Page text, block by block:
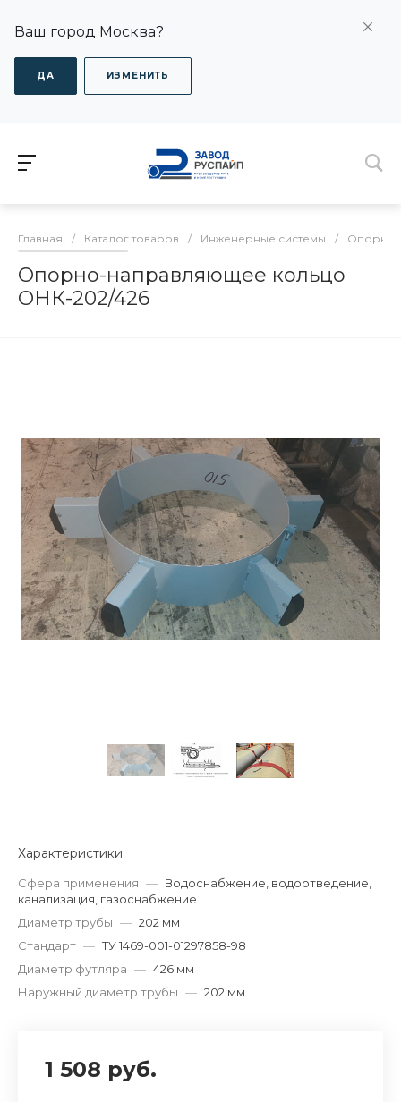
Ваш город Москва?
ДА ИЗМЕНИТЬ
Главная / Каталог товаров / Инженерные системы / Опорно-
Опорно-направляющее кольцо
ОНК-202/426
Характеристики
Сфера применения — Водоснабжение, водоотведение,
канализация, газоснабжение
Диаметр трубы — 202 мм
Стандарт — ТУ 1469-001-01297858-98
Диаметр футляра — 426 мм
Наружный диаметр трубы — 202 мм
1 508 руб.